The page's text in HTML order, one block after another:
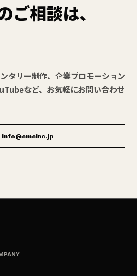
ご相談は、
タリー制作、企業プロモーション
など、お気軽にお問い合わせ
info@cmcinc.jp